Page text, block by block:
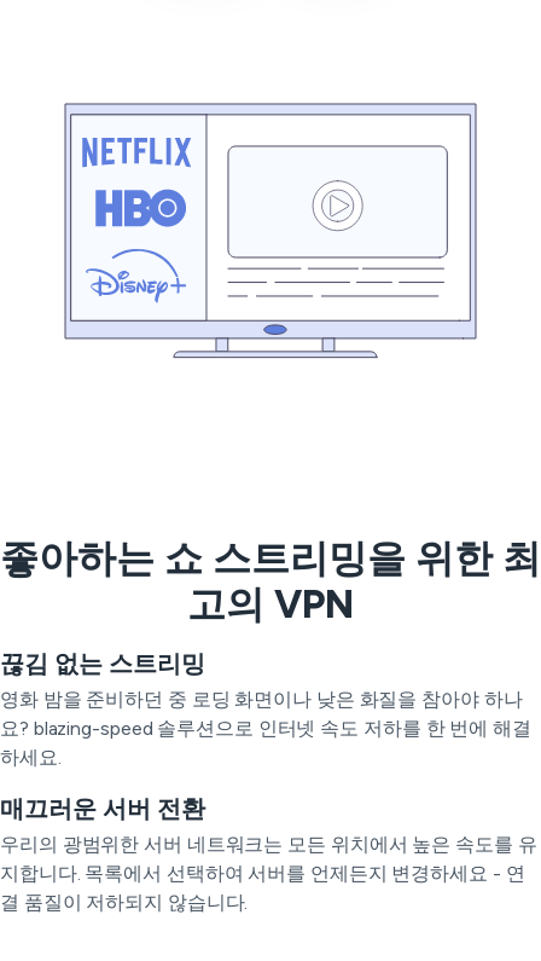
좋아하는 쇼 스트리밍을 위한 최
고의 VPN
끊김 없는 스트리밍
영화 밤을 준비하던 중 로딩 화면이나 낮은 화질을 참아야 하나
요? blazing-speed 솔루션으로 인터넷 속도 저하를 한 번에 해결
하세요.
매끄러운 서버 전환
우리의 광범위한 서버 네트워크는 모든 위치에서 높은 속도를 유
지합니다. 목록에서 선택하여 서버를 언제든지 변경하세요 - 연
결 품질이 저하되지 않습니다.